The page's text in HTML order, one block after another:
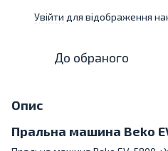
Увійти для відображення
До обраного
Опис
Пральна машина Beko